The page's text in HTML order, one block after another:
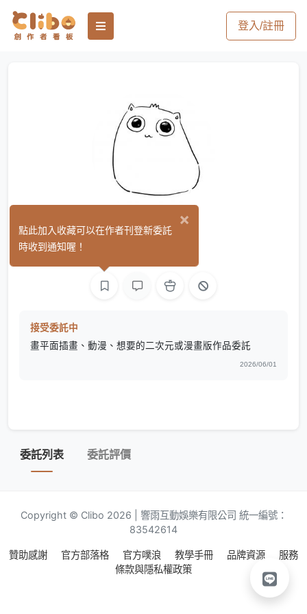
登入/註冊
大茶貓
接受委託中
畫平面插畫、動漫、想要的二次元或漫畫版作品委託
2026/06/01
委託列表 委託評價
Copyright © Clibo 2026 | 響雨互動娛樂有限公司 統一編號：
83542614
贊助感謝 官方部落格 官方噗浪 教學手冊 品牌資源
服務
條款與隱私權政策
×
點此加入收藏可以在作者刊登新委託
時收到通知喔！